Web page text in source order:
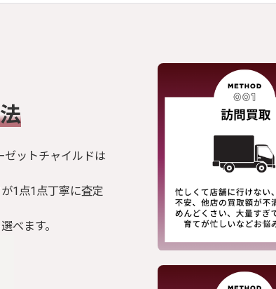
ゼットチャイルドは
1点1点丁寧に査定
べます。